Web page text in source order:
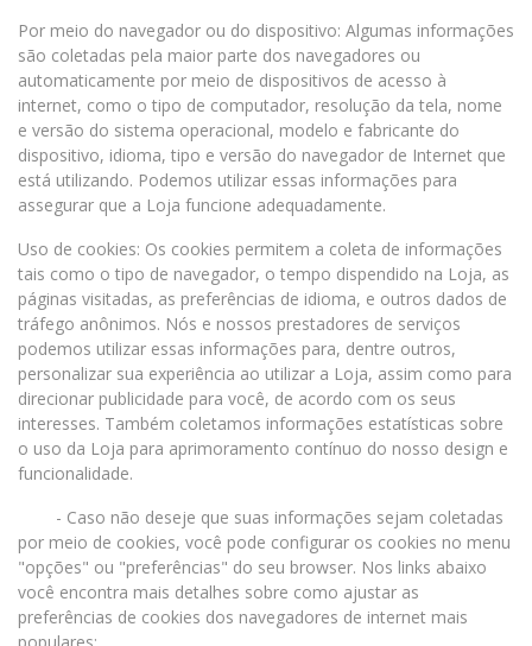
Por meio do navegador ou do dispositivo: Algumas informações
são coletadas pela maior parte dos navegadores ou
automaticamente por meio de dispositivos de acesso à
internet, como o tipo de computador, resolução da tela, nome
e versão do sistema operacional, modelo e fabricante do
dispositivo, idioma, tipo e versão do navegador de Internet que
está utilizando. Podemos utilizar essas informações para
assegurar que a Loja funcione adequadamente.
Uso de cookies: Os cookies permitem a coleta de informações
tais como o tipo de navegador, o tempo dispendido na Loja, as
páginas visitadas, as preferências de idioma, e outros dados de
tráfego anônimos. Nós e nossos prestadores de serviços
podemos utilizar essas informações para, dentre outros,
personalizar sua experiência ao utilizar a Loja, assim como para
direcionar publicidade para você, de acordo com os seus
interesses. Também coletamos informações estatísticas sobre
o uso da Loja para aprimoramento contínuo do nosso design e
funcionalidade.
- Caso não deseje que suas informações sejam coletadas
por meio de cookies, você pode configurar os cookies no menu
"opções" ou "preferências" do seu browser. Nos links abaixo
você encontra mais detalhes sobre como ajustar as
preferências de cookies dos navegadores de internet mais